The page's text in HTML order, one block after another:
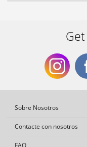
Get
Sobre Nosotros
Contacte con nosotros